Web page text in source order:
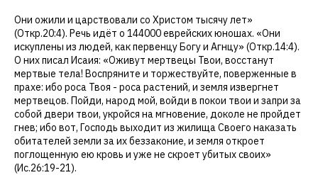
Они ожили и царствовали со Христом тысячу лет»
(Откр.20:4). Речь идёт о 144000 еврейских юношах. «Они
искуплены из людей, как первенцу Богу и Агнцу» (Откр.14:4).
О них писал Исаия: «Оживут мертвецы Твои, восстанут
мертвые тела! Воспряните и торжествуйте, поверженные в
прахе: ибо роса Твоя - роса растений, и земля извергнет
мертвецов. Пойди, народ мой, войди в покои твои и запри за
собой двери твои, укройся на мгновение, доколе не пройдет
гнев; ибо вот, Господь выходит из жилища Своего наказать
обитателей земли за их беззаконие, и земля откроет
поглощенную ею кровь и уже не скроет убитых своих»
(Ис.26:19-21).